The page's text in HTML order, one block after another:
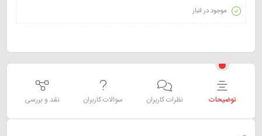
موجود در انبار
توضیحات نظرات کاربران سوالات کاربران نقد و بررسی